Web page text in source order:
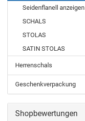
Seidenflanell anzeigen
SCHALS
STOLAS
SATIN STOLAS
Herrenschals
Geschenkverpackung
Shopbewertungen